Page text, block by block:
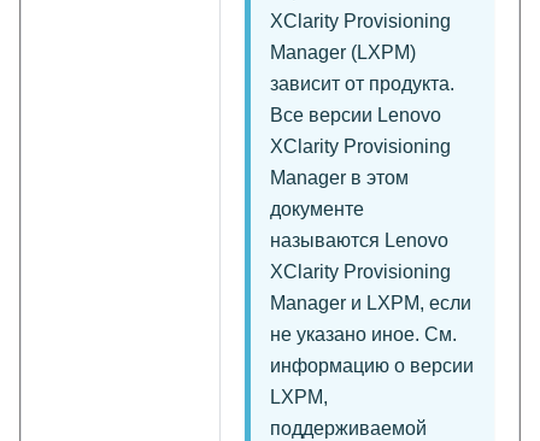
XClarity Provisioning
Manager (LXPM)
зависит от продукта.
Все версии Lenovo
XClarity Provisioning
Manager в этом
документе
называются Lenovo
XClarity Provisioning
Manager и LXPM, если
не указано иное. См.
информацию о версии
LXPM,
поддерживаемой